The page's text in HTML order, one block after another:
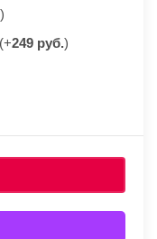
)
249 руб.)